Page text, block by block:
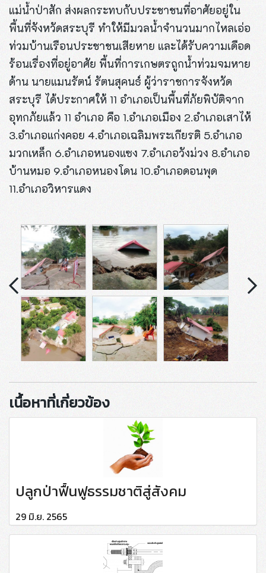
แม่น้ำป่าสัก ส่งผลกระทบกับประชาชนที่อาศัยอยู่ใน
พื้นที่จังหวัดสระบุรี ทำให้มีมวลน้ำจำนวนมากไหลเอ่อ
ท่วมบ้านเรือนประชาชนเสียหาย และได้รับความเดือด
ร้อนเรื่องที่อยู่อาศัย พื้นที่การเกษตรถูกน้ำท่วมจมหาย
ด้าน นายแมนรัตน์ รัตนสุคนธ์ ผู้ว่าราชการจังหวัด
สระบุรี ได้ประกาศให้ 11 อำเภอเป็นพื้นที่ภัยพิบัติจาก
อุทกภัยแล้ว 11 อำเภอ คือ 1.อำเภอเมือง 2.อำเภอเสาไห้
3.อำเภอแก่งคอย 4.อำเภอเฉลิมพระเกียรติ 5.อำเภอ
มวกเหล็ก 6.อำเภอหนองแซง 7.อำเภอวังม่วง 8.อำเภอ
บ้านหมอ 9.อำเภอหนองโดน 10.อำเภอดอนพุด
11.อำเภอวิหารแดง
เนื้อหาที่เกี่ยวข้อง
ปลูกป่าฟื้นฟูธรรมชาติสู่สังคม
29 มิ.ย. 2565